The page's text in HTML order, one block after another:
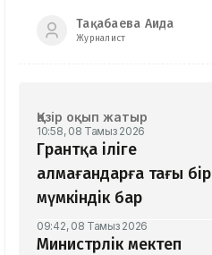
Тақабаева Аида
Журналист
Қазір оқып жатыр
10:58, 08 Тамыз 2026
Грантқа іліге
алмағандарға тағы бір
мүмкіндік бар
09:42, 08 Тамыз 2026
Министрлік мектеп